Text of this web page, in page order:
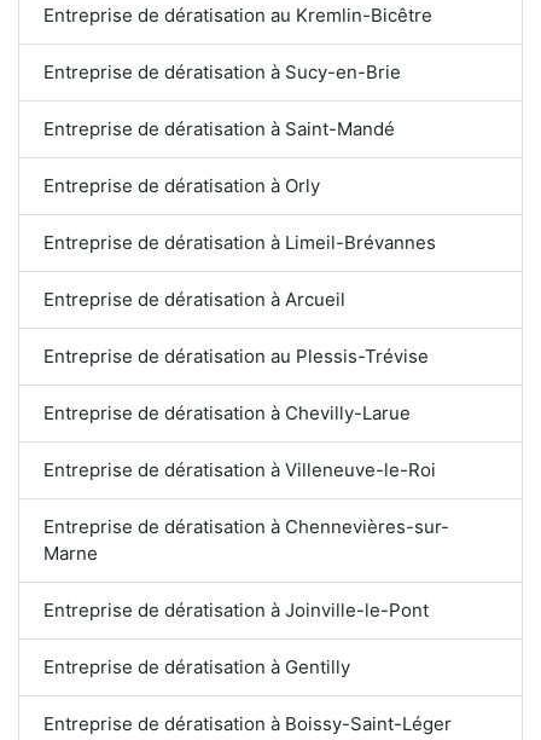
Entreprise de dératisation au Kremlin-Bicêtre
Entreprise de dératisation à Sucy-en-Brie
Entreprise de dératisation à Saint-Mandé
Entreprise de dératisation à Orly
Entreprise de dératisation à Limeil-Brévannes
Entreprise de dératisation à Arcueil
Entreprise de dératisation au Plessis-Trévise
Entreprise de dératisation à Chevilly-Larue
Entreprise de dératisation à Villeneuve-le-Roi
Entreprise de dératisation à Chennevières-sur-
Marne
Entreprise de dératisation à Joinville-le-Pont
Entreprise de dératisation à Gentilly
Entreprise de dératisation à Boissy-Saint-Léger